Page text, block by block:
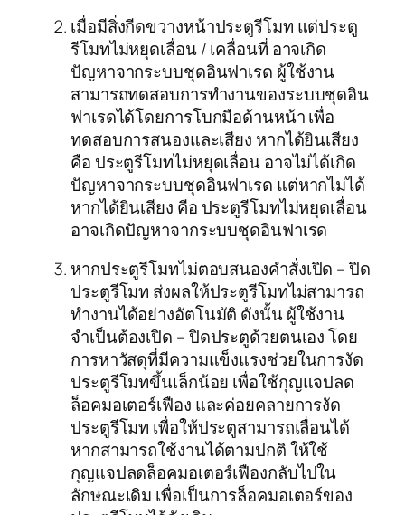
เมื่อมีสิ่งกีดขวางหน้าประตูรีโมท แต่ประตู
รีโมทไม่หยุดเลื่อน / เคลื่อนที่ อาจเกิด
ปัญหาจากระบบชุดอินฟาเรด ผู้ใช้งาน
สามารถทดสอบการทำงานของระบบชุดอิน
ฟาเรดได้โดยการโบกมือด้านหน้า เพื่อ
ทดสอบการสนองและเสียง หากได้ยินเสียง
คือ ประตูรีโมทไม่หยุดเลื่อน อาจไม่ได้เกิด
ปัญหาจากระบบชุดอินฟาเรด แต่หากไม่ได้
หากได้ยินเสียง คือ ประตูรีโมทไม่หยุดเลื่อน
อาจเกิดปัญหาจากระบบชุดอินฟาเรด
หากประตูรีโมทไม่ตอบสนองคำสั่งเปิด – ปิด
ประตูรีโมท ส่งผลให้ประตูรีโมทไม่สามารถ
ทำงานได้อย่างอัตโนมัติ ดังนั้น ผู้ใช้งาน
จำเป็นต้องเปิด – ปิดประตูด้วยตนเอง โดย
การหาวัสดุที่มีความแข็งแรงช่วยในการงัด
ประตูรีโมทขึ้นเล็กน้อย เพื่อใช้กุญแจปลด
ล็อคมอเตอร์เฟือง และค่อยคลายการงัด
ประตูรีโมท เพื่อให้ประตูสามารถเลื่อนได้
หากสามารถใช้งานได้ตามปกติ ให้ใช้
กุญแจปลดล็อคมอเตอร์เฟืองกลับไปใน
ลักษณะเดิม เพื่อเป็นการล็อคมอเตอร์ของ